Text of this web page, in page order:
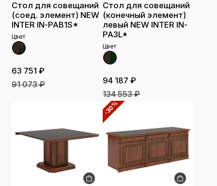
Стол для совещаний
(соед. элемент) NEW
INTER IN-PAB1S*
Цвет
63 751 ₽
91 073 ₽
Стол для совещаний
(конечный элемент)
левый NEW INTER IN-
PA3L*
Цвет
94 187 ₽
134 553 ₽
-30%